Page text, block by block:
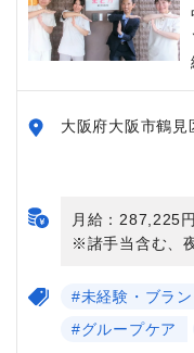
大阪府大阪市鶴
月給：287,225
※諸手当含む、
#未経験・ブラ
#グループケア